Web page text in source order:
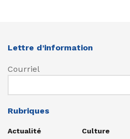
Lettre d’information
Courriel
Rubriques
Actualité
Culture